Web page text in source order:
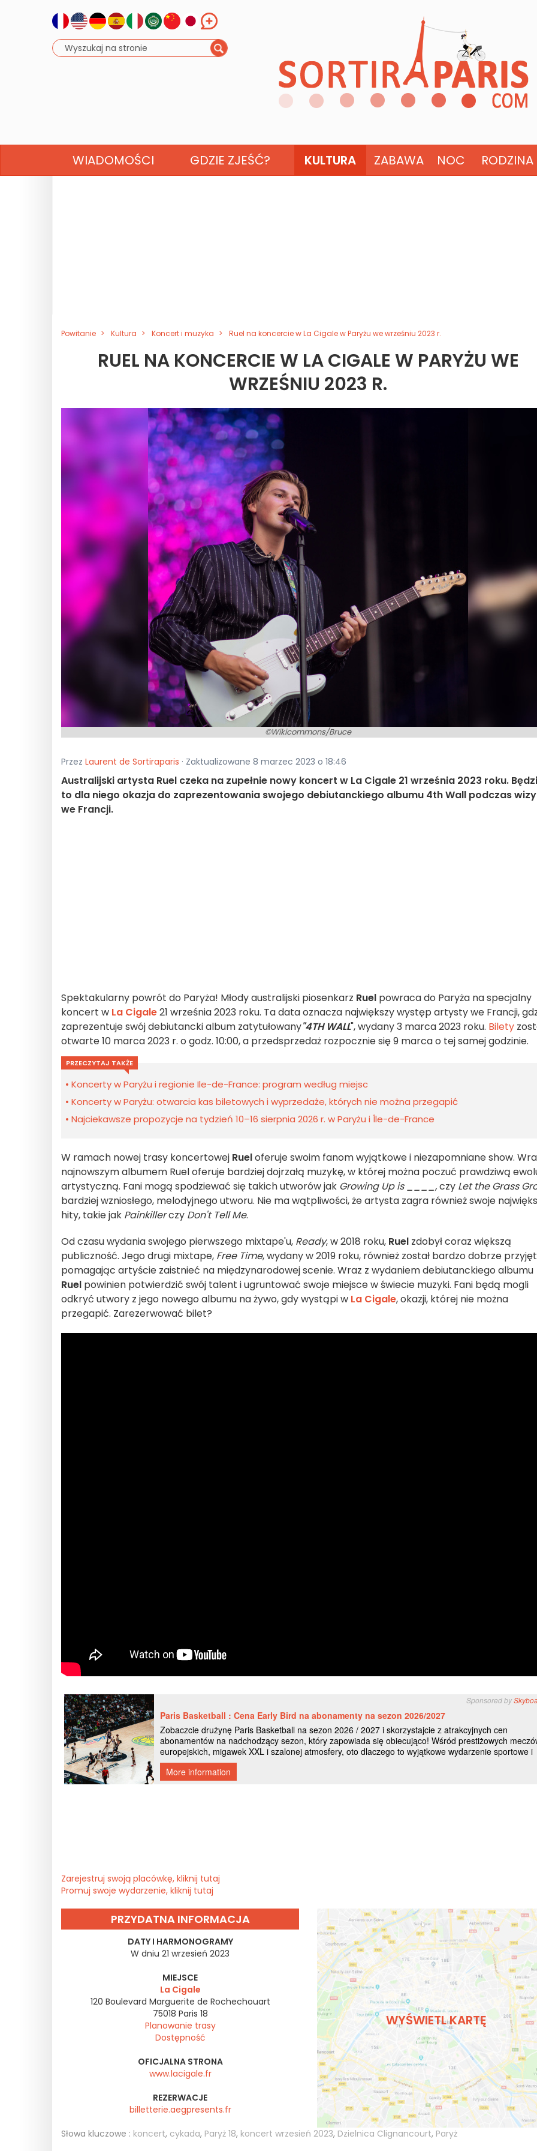
WIADOMOŚCI GDZIE ZJEŚĆ? KULTURA ZABAWA NOC RODZINA
Powitanie Kultura Koncert i muzyka Ruel na koncercie w La Cigale w Paryżu we wrześniu 2023 r.
RUEL NA KONCERCIE W LA CIGALE W PARYŻU WE
WRZEŚNIU 2023 R.
©Wikicommons/Bruce
Przez Laurent de Sortiraparis · Zaktualizowane 8 marzec 2023 o 18:46
Australijski artysta Ruel czeka na zupełnie nowy koncert w La Cigale 21 września 2023 roku.
to dla niego okazja do zaprezentowania swojego debiutanckiego albumu 4th Wall podczas
we Francji.
Spektakularny powrót do Paryża! Młody australijski piosenkarz Ruel powraca do Paryża na specjalny
koncert w La Cigale21 września 2023 roku. Ta data oznacza największy występ artysty we Francji,
zaprezentuje swój debiutancki album zatytułowany"4TH WALL", wydany 3 marca 2023 roku. Bilety
otwarte 10 marca 2023 r. o godz. 10:00, a przedsprzedaż rozpocznie się 9 marca o tej samej godzinie.
PRZECZYTAJ TAKŻE
Koncerty w Paryżu i regionie Ile-de-France: program według miejsc
Koncerty w Paryżu: otwarcia kas biletowych i wyprzedaże, których nie można przegapić
Najciekawsze propozycje na tydzień 10–16 sierpnia 2026 r. w Paryżu i Île-de-France
W ramach nowej trasy koncertowej Rueloferuje swoim fanom wyjątkowe i niezapomniane show.
najnowszym albumem Ruel oferuje bardziej dojrzałą muzykę, w której można poczuć prawdziwą
artystyczną. Fani mogą spodziewać się takich utworów jak Growing Up is ____,czy Let the Grass
bardziej wzniosłego, melodyjnego utworu. Nie ma wątpliwości, że artysta zagra również swoje
hity, takie jak Painkillerczy Don't Tell Me.
Od czasu wydania swojego pierwszego mixtape'u, Ready, w 2018 roku, Ruel zdobył coraz większą
publiczność. Jego drugi mixtape, Free Time, wydany w 2019 roku, również został bardzo dobrze
pomagając artyście zaistnieć na międzynarodowej scenie. Wraz z wydaniem debiutanckiego albumu
Ruel powinien potwierdzić swój talent i ugruntować swoje miejsce w świecie muzyki. Fani będą mogli
odkryć utwory z jego nowego albumu na żywo, gdy wystąpi w La Cigale, okazji, której nie można
przegapić. Zarezerwować bilet?
Zarejestruj swoją placówkę, kliknij tutaj
Promuj swoje wydarzenie, kliknij tutaj
PRZYDATNA INFORMACJA
DATY I HARMONOGRAMY
W dniu 21 wrzesień 2023
MIEJSCE
La Cigale
120 Boulevard Marguerite de Rochechouart
75018 Paris 18
Planowanie trasy
Dostępność
OFICJALNA STRONA
www.lacigale.fr
REZERWACJE
billetterie.aegpresents.fr
WYŚWIETL KARTĘ
Słowa kluczowe : koncert, cykada, Paryż 18, koncert wrzesień 2023, Dzielnica Clignancourt, Paryż